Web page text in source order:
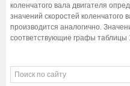
коленчатого вала двигателя
значений скоростей коленчатого
производится аналогично.
соответствующие графы таблицы